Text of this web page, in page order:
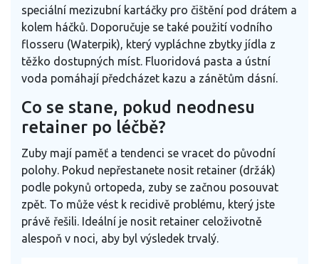
speciální mezizubní kartáčky pro čištění pod drátem a
kolem háčků. Doporučuje se také použití vodního
flosseru (Waterpik), který vypláchne zbytky jídla z
těžko dostupných míst. Fluoridová pasta a ústní
voda pomáhají předcházet kazu a zánětům dásní.
Co se stane, pokud neodnesu
retainer po léčbě?
Zuby mají paměť a tendenci se vracet do původní
polohy. Pokud nepřestanete nosit retainer (držák)
podle pokynů ortopeda, zuby se začnou posouvat
zpět. To může vést k recidivě problému, který jste
právě řešili. Ideální je nosit retainer celoživotně
alespoň v noci, aby byl výsledek trvalý.